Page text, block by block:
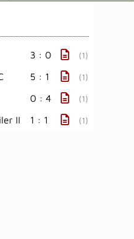
3 : 0 (1)
5 : 1 (1)
0 : 4 (1)
II 1 : 1 (1)